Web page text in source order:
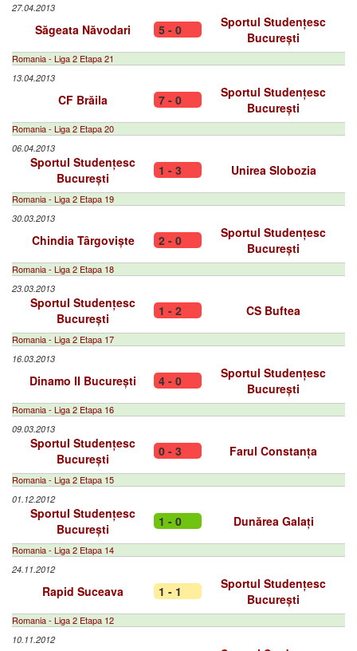
27.04.2013
Săgeata Năvodari 5 - 0
Sportul Studențesc
București
Romania - Liga 2 Etapa 21
13.04.2013
CF Brăila 7 - 0
Sportul Studențesc
București
Romania - Liga 2 Etapa 20
06.04.2013
Sportul Studențesc
București
1 - 3 Unirea Slobozia
Romania - Liga 2 Etapa 19
30.03.2013
Chindia Târgoviște 2 - 0
Sportul Studențesc
București
Romania - Liga 2 Etapa 18
23.03.2013
Sportul Studențesc
București
1 - 2 CS Buftea
Romania - Liga 2 Etapa 17
16.03.2013
Dinamo II București 4 - 0
Sportul Studențesc
București
Romania - Liga 2 Etapa 16
09.03.2013
Sportul Studențesc
București
0 - 3 Farul Constanța
Romania - Liga 2 Etapa 15
01.12.2012
Sportul Studențesc
București
1 - 0 Dunărea Galați
Romania - Liga 2 Etapa 14
24.11.2012
Rapid Suceava 1 - 1
Sportul Studențesc
București
Romania - Liga 2 Etapa 12
10.11.2012